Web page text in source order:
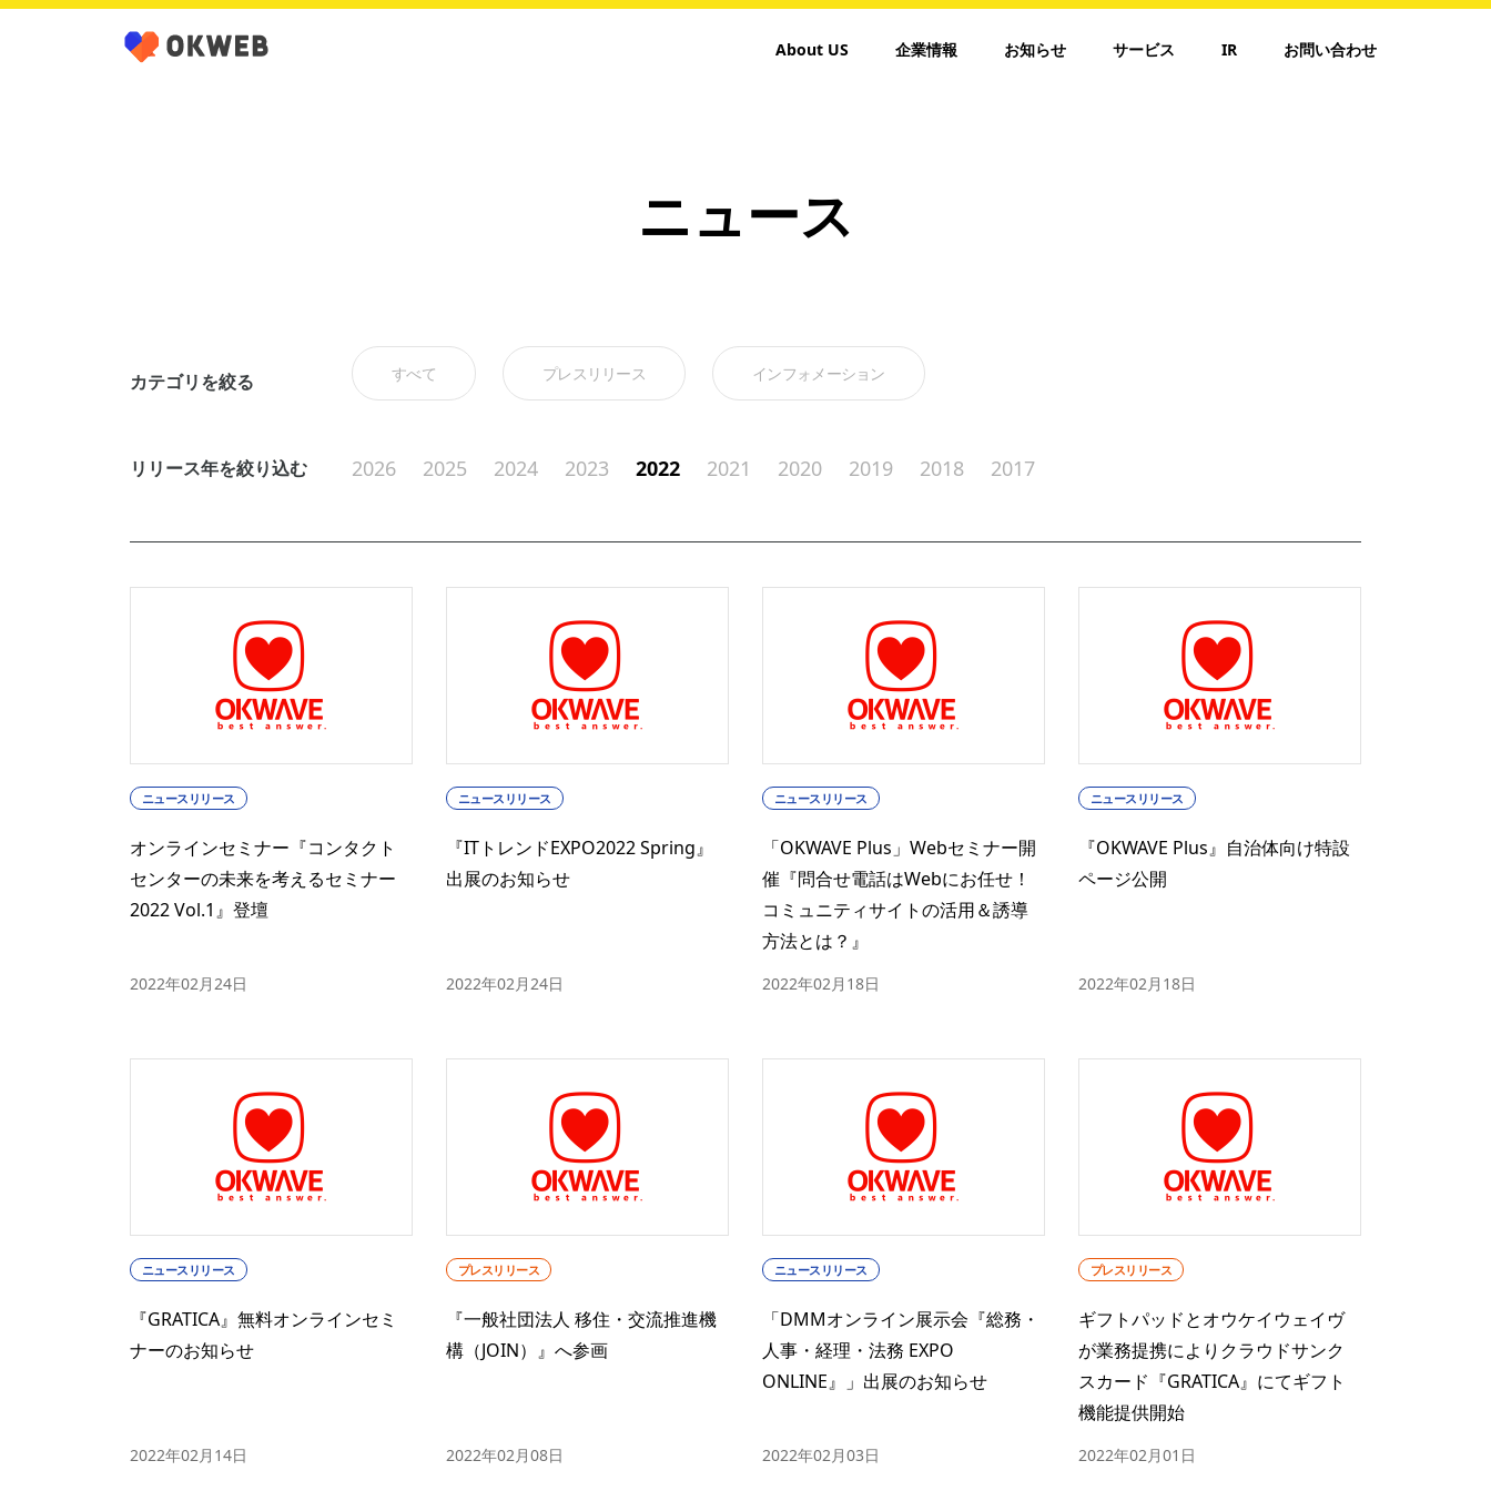
About US 企業情報 お知らせ サービス IR お問い合わせ
ニュース
カテゴリを絞る すべて プレスリリース インフォメーション
リリース年を絞り込む 2026 2025 2024 2023 2022 2021 2020 2019 2018 2017
ニュースリリース
オンラインセミナー『コンタクト
センターの未来を考えるセミナー
2022 Vol.1』登壇
2022年02月24日
ニュースリリース
『ITトレンドEXPO2022 Spring』
出展のお知らせ
2022年02月24日
ニュースリリース
「OKWAVE Plus」Webセミナー開
催『問合せ電話はWebにお任せ！
コミュニティサイトの活用＆誘導
方法とは？』
2022年02月18日
ニュースリリース
『OKWAVE Plus』自治体向け特設
ページ公開
2022年02月18日
ニュースリリース
『GRATICA』無料オンラインセミ
ナーのお知らせ
2022年02月14日
プレスリリース
『一般社団法人 移住・交流推進機
構（JOIN）』へ参画
2022年02月08日
ニュースリリース
「DMMオンライン展示会『総務・
人事・経理・法務 EXPO
ONLINE』」出展のお知らせ
2022年02月03日
プレスリリース
ギフトパッドとオウケイウェイヴ
が業務提携によりクラウドサンク
スカード『GRATICA』にてギフト
機能提供開始
2022年02月01日